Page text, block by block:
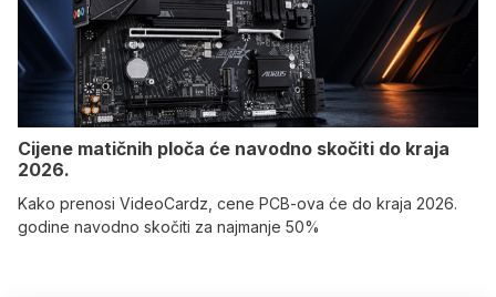
Cijene matičnih ploča će navodno skočiti do kraja
2026.
Kako prenosi VideoCardz, cene PCB-ova će do kraja 2026.
godine navodno skočiti za najmanje 50%